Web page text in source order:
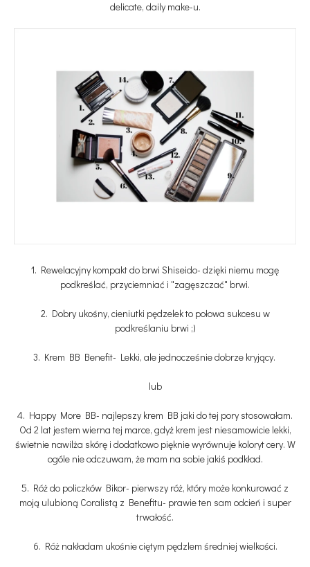
delicate, daily make-u.
1. Rewelacyjny kompakt do brwi Shiseido- dzięki niemu mogę
podkreślać, przyciemniać i "zagęszczać" brwi.
2. Dobry ukośny, cieniutki pędzelek to połowa sukcesu w
podkreślaniu brwi ;)
3. Krem BB Benefit- Lekki, ale jednocześnie dobrze kryjący.
lub
4. Happy More BB- najlepszy krem BB jaki do tej pory stosowałam.
Od 2 lat jestem wierna tej marce, gdyż krem jest niesamowicie lekki,
świetnie nawilża skórę i dodatkowo pięknie wyrównuje koloryt cery. W
ogóle nie odczuwam, że mam na sobie jakiś podkład.
5. Róż do policzków Bikor- pierwszy róż, który może konkurować z
moją ulubioną Coralistą z Benefitu- prawie ten sam odcień i super
trwałość.
6. Róż nakładam ukośnie ciętym pędzlem średniej wielkości.